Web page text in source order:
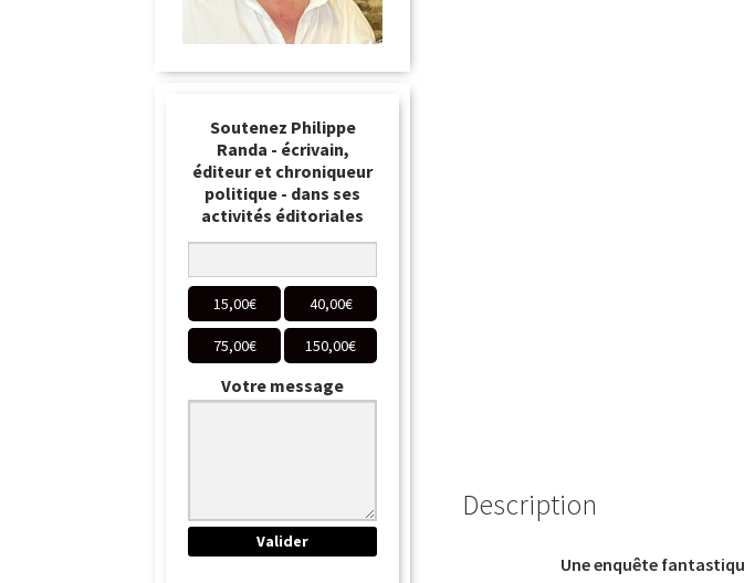
Description
Une enquête
Soutenez Philippe
Randa - écrivain,
éditeur et chroniqueur
politique - dans ses
activités éditoriales
15,00€ 40,00€
75,00€ 150,00€
Votre message